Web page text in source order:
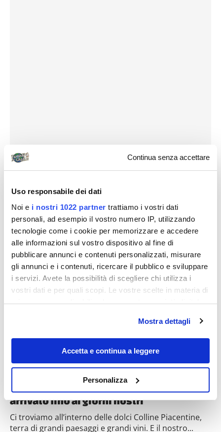
Continua senza accettare
Uso responsabile dei dati
Noi e i nostri 1022 partner trattiamo i vostri dati
personali, ad esempio il vostro numero IP, utilizzando
tecnologie come i cookie per memorizzare e accedere
alle informazioni sul vostro dispositivo al fine di
pubblicare annunci e contenuti personalizzati, misurare
gli annunci e i contenuti, ricercare il pubblico e sviluppare
i servizi. Avete la possibilità di scegliere chi utilizza i
vostri dati e per quali scopi. Le vostre scelte in materia di
privacy sono applicabili solo su questa proprietà digitale
modificare o revocare il proprio consenso in qualsiasi
momento dalla Dichiarazione sui cookie o facendo clic
sull'icona di attivazione della privacy.
raccogliere informazioni sulla tua posizione
geografica, con un'approssimazione di qualche
Identificare il tuo dispositivo, scansionandolo
Mostra dettagli
Accetta e continua a leggere
Personalizza
Destinazioni
La meraviglia della Val d’Arda è il borgo-
arrivato fino ai giorni nostri
Ci troviamo all’interno delle dolci Colline Piacentine,
terra di grandi paesaggi e grandi vini. E il nostro...